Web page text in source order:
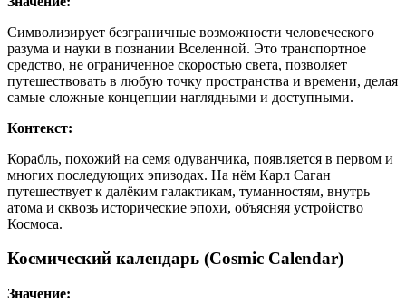
Символизирует безграничные возможности человеческого
разума и науки в познании Вселенной. Это транспортное
средство, не ограниченное скоростью света, позволяет
путешествовать в любую точку пространства и времени, делая
самые сложные концепции наглядными и доступными.
Контекст:
Корабль, похожий на семя одуванчика, появляется в первом и
многих последующих эпизодах. На нём Карл Саган
путешествует к далёким галактикам, туманностям, внутрь
атома и сквозь исторические эпохи, объясняя устройство
Космоса.
Космический календарь (Cosmic Calendar)
Значение: